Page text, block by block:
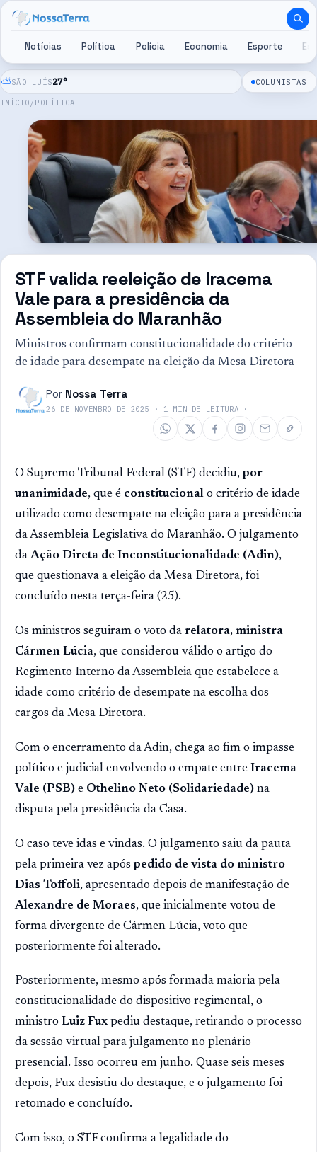
Pular para o conteúdo
Notícias Política Polícia Economia Esporte
⛅SÃO LUÍS27° COLUNISTAS
INÍCIO / POLÍTICA
STF valida reeleição de Iracema
Vale para a presidência da
Assembleia do Maranhão
Ministros confirmam constitucionalidade do critério
de idade para desempate na eleição da Mesa Diretora
Por Nossa Terra
26 DE NOVEMBRO DE 2025 · 1 MIN DE LEITURA ·
O Supremo Tribunal Federal (STF) decidiu, por
unanimidade, que é constitucional o critério de idade
utilizado como desempate na eleição para a presidência
da Assembleia Legislativa do Maranhão. O julgamento
daAção Direta de Inconstitucionalidade (Adin),
que questionava a eleição da Mesa Diretora, foi
concluído nesta terça-feira (25).
Os ministros seguiram o voto da relatora, ministra
Cármen Lúcia, que considerou válido o artigo do
Regimento Interno da Assembleia que estabelece a
idade como critério de desempate na escolha dos
cargos da Mesa Diretora.
Com o encerramento da Adin, chega ao fim o impasse
político e judicial envolvendo o empate entre Iracema
Vale (PSB) e Othelino Neto (Solidariedade) na
disputa pela presidência da Casa.
O caso teve idas e vindas. O julgamento saiu da pauta
pela primeira vez após pedido de vista do ministro
Dias Toffoli, apresentado depois de manifestação de
Alexandre de Moraes, que inicialmente votou de
forma divergente de Cármen Lúcia, voto que
posteriormente foi alterado.
Posteriormente, mesmo após formada maioria pela
constitucionalidade do dispositivo regimental, o
ministro Luiz Fux pediu destaque, retirando o processo
da sessão virtual para julgamento no plenário
presencial. Isso ocorreu em junho. Quase seis meses
depois, Fux desistiu do destaque, e o julgamento foi
retomado e concluído.
Com isso, o STF confirma a legalidade do